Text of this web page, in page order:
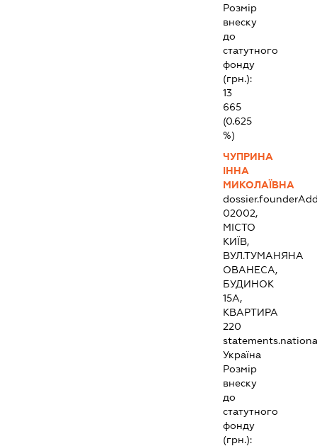
Розмір
внеску
до
статутного
фонду
(грн.):
13
665
(0.625
%)
ЧУПРИНА
ІННА
МИКОЛАЇВНА
02002,
МІСТО
КИЇВ,
ВУЛ.ТУМАНЯНА
ОВАНЕСА,
БУДИНОК
15А,
КВАРТИРА
220
Україна
Розмір
внеску
до
статутного
фонду
(грн.):